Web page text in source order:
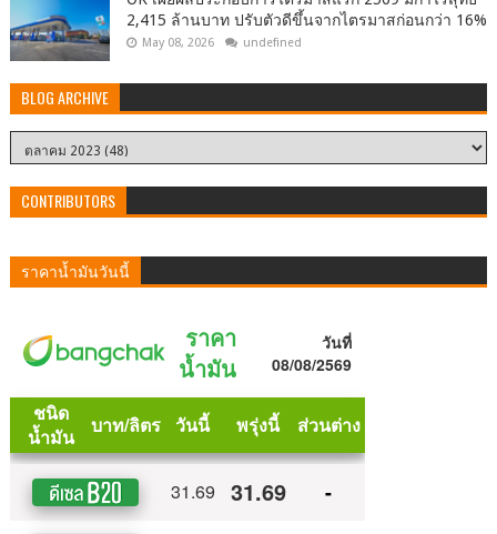
2,415 ล้านบาท ปรับตัวดีขึ้นจากไตรมาสก่อนกว่า 16%
May 08, 2026 undefined
BLOG ARCHIVE
CONTRIBUTORS
ราคาน้ำมันวันนี้